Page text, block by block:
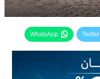
Twitter
WhatsApp